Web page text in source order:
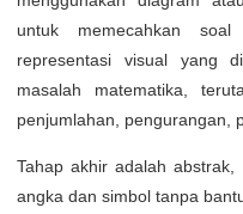
untuk memecahkan soal
representasi visual yang
masalah matematika,
penjumlahan, pengurangan,
Tahap akhir adalah
angka dan simbol tanpa